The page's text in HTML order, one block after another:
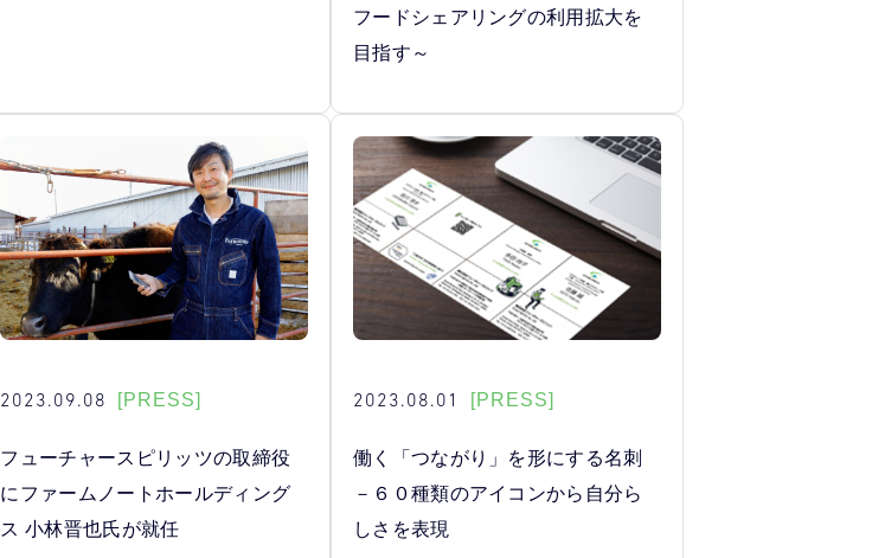
フードシェアリングの利用拡大を
目指す～
2023.09.08 [PRESS]
フューチャースピリッツの取締役
にファームノートホールディング
ス 小林晋也氏が就任
2023.08.01 [PRESS]
働く「つながり」を形にする名刺
－６０種類のアイコンから自分ら
しさを表現